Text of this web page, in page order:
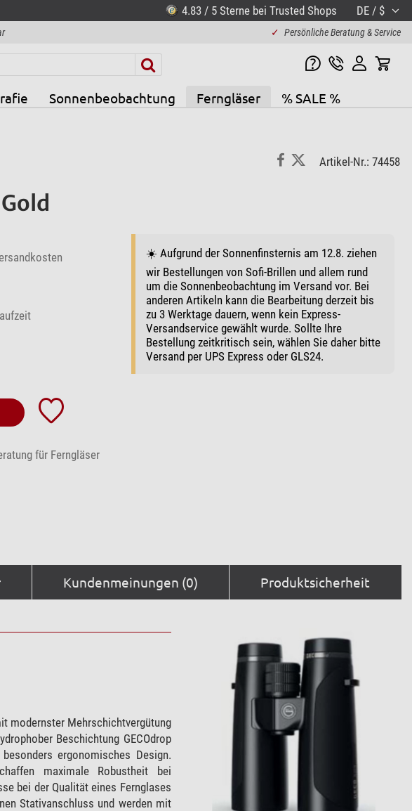
4.83 / 5 Sterne bei Trusted Shops DE / $
✓ Persönliche Beratung & Service
Sonnenbeobachtung Ferngläser % SALE %
Artikel-Nr.: 74458
☀️ Aufgrund der Sonnenfinsternis am 12.8. ziehen
wir Bestellungen von Sofi-Brillen und allem rund
um die Sonnenbeobachtung im Versand vor. Bei
anderen Artikeln kann die Bearbeitung derzeit bis
zu 3 Werktage dauern, wenn kein Express-
Versandservice gewählt wurde. Sollte Ihre
Bestellung zeitkritisch sein, wählen Sie daher bitte
Versand per UPS Express oder GLS24.
für Ferngläser
Kundenmeinungen (0) Produktsicherheit
modernster Mehrschichtvergütung
Beschichtung GECOdrop
ergonomisches Design.
maximale Robustheit bei
bei der Qualität eines Fernglases
Stativanschluss und werden mit